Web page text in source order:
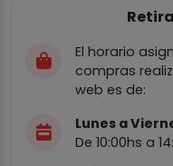
El horario
compras
web es de:
Lunes a
De 10:00hs a